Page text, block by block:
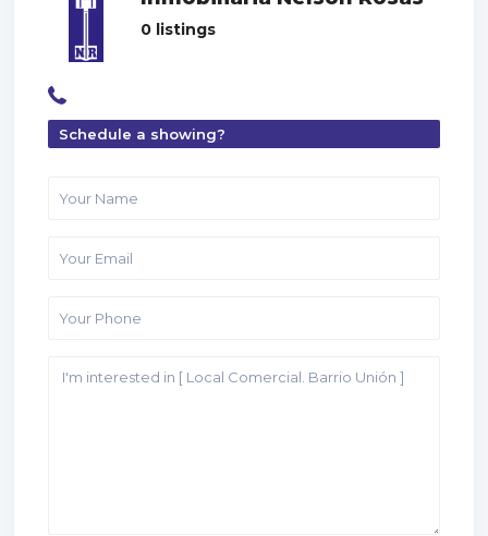
0 listings
Schedule a showing?